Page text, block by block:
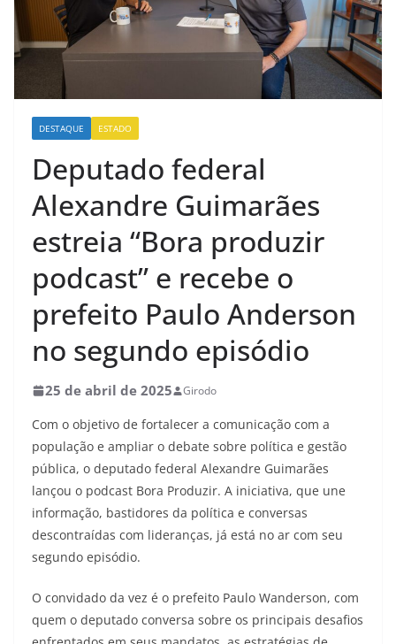
DESTAQUE ESTADO
Deputado federal
Alexandre Guimarães
estreia “Bora produzir
podcast” e recebe o
prefeito Paulo Anderson
no segundo episódio
25 de abril de 2025 Girodo
Com o objetivo de fortalecer a comunicação com a
população e ampliar o debate sobre política e gestão
pública, o deputado federal Alexandre Guimarães
lançou o podcast Bora Produzir. A iniciativa, que une
informação, bastidores da política e conversas
descontraídas com lideranças, já está no ar com seu
segundo episódio.
O convidado da vez é o prefeito Paulo Wanderson, com
quem o deputado conversa sobre os principais desafios